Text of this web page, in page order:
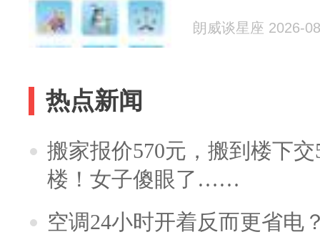
朗威谈星座 2026-
热点新闻
搬家报价570元，搬到楼下
楼！女子傻眼了……
空调24小时开着反而更省电